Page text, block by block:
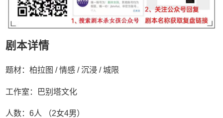
剧本详情
题材：柏拉图 / 情感 / 沉浸 / 城限
工作室：巴别塔文化
人数：6人 （2女4男）